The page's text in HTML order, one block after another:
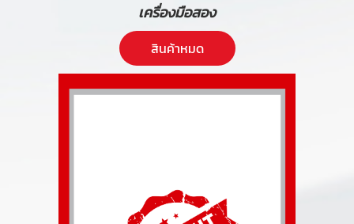
เครื่องมือสอง
สินค้าหมด